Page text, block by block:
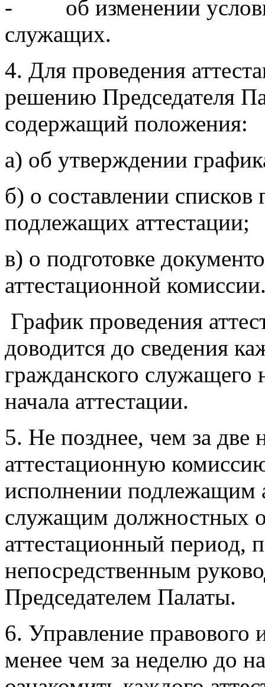
- об изменении
служащих.
4. Для проведения
решению Председателя
содержащий положения:
а) об утверждении
б) о составлении
подлежащих аттестации;
в) о подготовке
аттестационной
График проведения
доводится до сведения
гражданского служащего
начала аттестации.
5. Не позднее, чем за две
аттестационную
исполнении подлежащим
служащим должностных
аттестационный период,
непосредственным
Председателем Палаты.
6. Управление правового
менее чем за неделю до